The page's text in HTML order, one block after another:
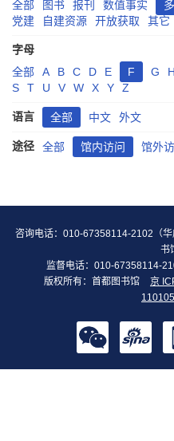
全部
图书 报刊 数值事实
党建
自建资源 开放获取 其它
字母
全部
A B C D E F G H
S
T U V W X Y Z
语言 全部 中文 外文
途径 全部 馆内访问 馆外
咨询电话：010-67358114-2102（
书
监督电话：010-67358114-
版权所有：首都图书馆
京